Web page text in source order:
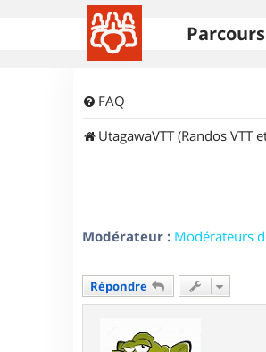
FAQ
UtagawaVTT (Randos VTT
Modérateur : Modérateurs
Répondre